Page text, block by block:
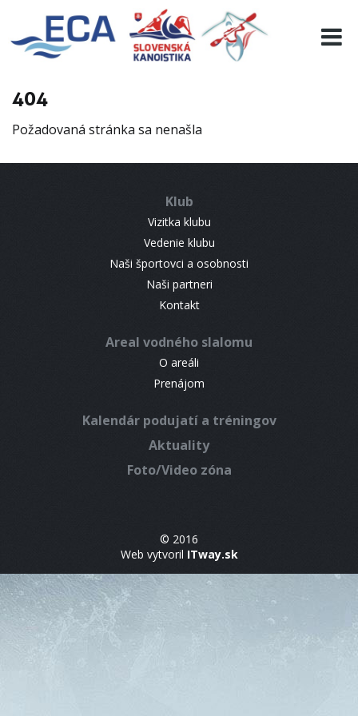
404
Požadovaná stránka sa nenašla
Klub
Vizitka klubu
Vedenie klubu
Naši športovci a osobnosti
Naši partneri
Kontakt
Areal vodného slalomu
O areáli
Prenájom
Kalendár podujatí a tréningov
Aktuality
Foto/Video zóna
© 2016
Web vytvoril ITway.sk
EURO 19
INFO
RESULTS
CONTACT